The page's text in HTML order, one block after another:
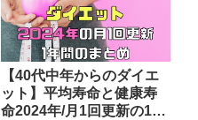
【40代中年からのダイエ
ット】平均寿命と健康寿
命2024年/月1回更新の1年